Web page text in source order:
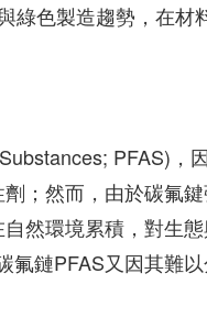
色製造趨勢，在材
PFAS)，
；然而，由於碳氟
然環境累積，對生
鏈PFAS又因其難以